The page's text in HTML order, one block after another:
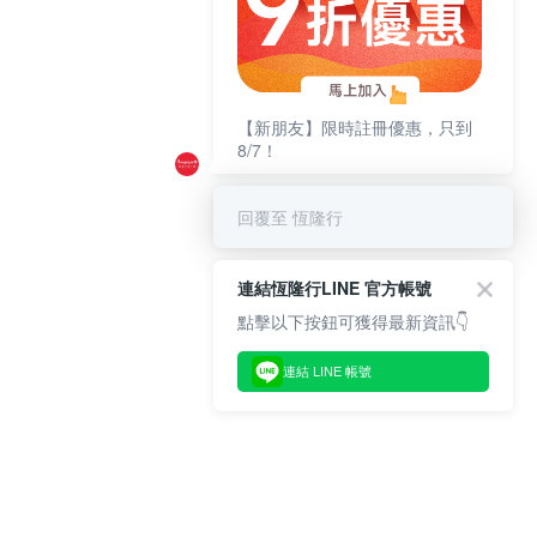
【新朋友】限時註冊優惠，只到
8/7！
回覆至 恆隆行
連結恆隆行LINE 官方帳號
點擊以下按鈕可獲得最新資訊👇
連結 LINE 帳號